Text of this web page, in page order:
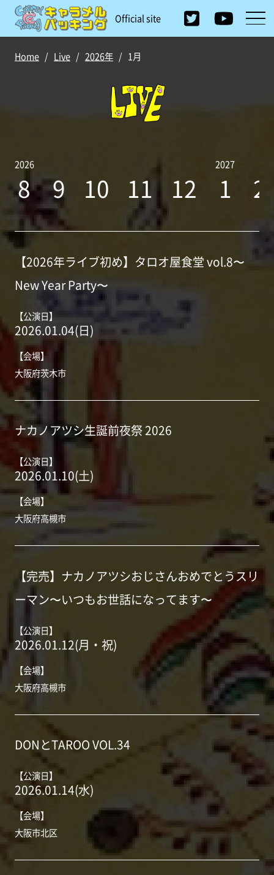
Official site
Home/ Live/ 2026年/ 1月
2026
8 9 10 11 12
2027
1 2
【2026年ライブ初め】タロオ屋食堂 vol.8〜
New Year Party〜
【公演日】
2026.01.04(日)
【会場】
大阪府茨木市
ナカノアツシ生誕前夜祭 2026
【公演日】
2026.01.10(土)
【会場】
大阪府高槻市
【完売】ナカノアツシおじさんおめでとうスリ
ーマン〜いつもお世話になってます〜
【公演日】
2026.01.12(月・祝)
【会場】
大阪府高槻市
DONとTAROO VOL.34
【公演日】
2026.01.14(水)
【会場】
大阪市北区